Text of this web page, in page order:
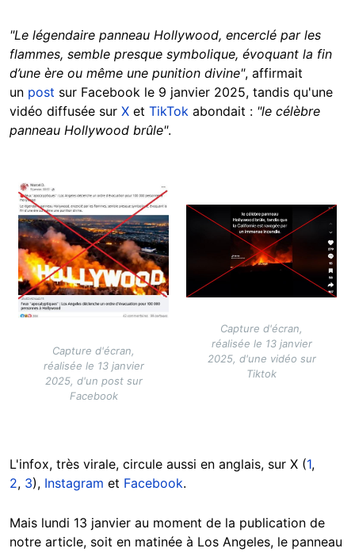
"Le légendaire panneau Hollywood, encerclé par les
flammes, semble presque symbolique, évoquant la fin
d’une ère ou même une punition divine", affirmait
un post sur Facebook le 9 janvier 2025, tandis qu'une
vidéo diffusée sur X et TikTok abondait : "le célèbre
panneau Hollywood brûle".
Image
Capture d'écran,
réalisée le 13 janvier
2025, d'un post sur
Facebook
Image
Capture d'écran,
réalisée le 13 janvier
2025, d'une vidéo sur
Tiktok
L'infox, très virale, circule aussi en anglais, sur X (1,
2, 3), Instagram et Facebook.
Mais lundi 13 janvier au moment de la publication de
notre article, soit en matinée à Los Angeles, le panneau